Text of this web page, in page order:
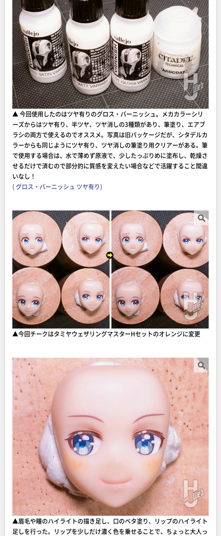
▲ 今回使用したのはツヤ有りのグロス・バーニッシュ。メカカラーシリ
ーズからはツヤ有り、半ツヤ、ツヤ消しの3種類があり、筆塗り、エアブ
ラシの両方で使えるのでオススメ。写真は旧パッケージだが、シタデルカ
ラーからも同じようにツヤ有り、ツヤ消しの筆塗り用クリアーがある。筆
で使用する場合は、水で薄めず原液で、少したっぷりめに塗布し、乾燥さ
せるだけで済むので部分的に質感を変えたい場合などで活躍すること間違
いなし！
( グロス・バーニッシュ ツヤ有り)
▲今回チークはタミヤウェザリングマスターHセットのオレンジに変更
▲眉毛や瞳のハイライトの描き足し、口のベタ塗り、リップのハイライト
足しを行った。リップを少しだけ濃く色を乗せることで、ちょっと大人っ